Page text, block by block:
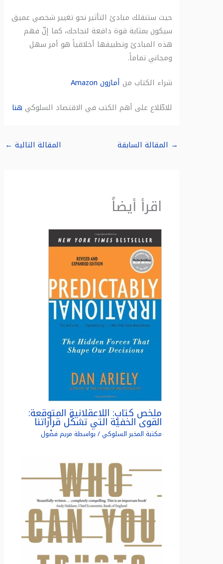
حيث ستنقلك مبادئ التأثير نحو تغيير شخصي عميق
سيكون بمثابة قوة دافعة لنجاحك، كما إنّ فهم
هذه المبادئ وتطبيقها أخلاقياً هو أمر سهل
ومجاني تماماً.
شراء الكتاب منأمازونAmazon
للاطّلاع على أهم الكتب في الاقتصاد السلوكيهنا
المقالة السابقة المقالة التالية←
اقرأ أيضاً
ملخص كتاب: اللاعقلانية المتوقعة:
القوى الخفيّة التي تشكّل قراراتنا
مكتبة المخبر السلوكي/ بواسطة مريم فضّول